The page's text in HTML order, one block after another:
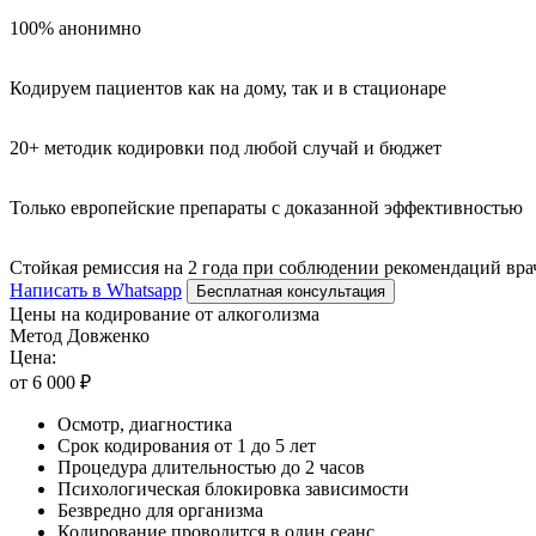
100% анонимно
Кодируем пациентов как на дому, так и в стационаре
20+ методик кодировки под любой случай и бюджет
Только европейские препараты с доказанной эффективностью
Стойкая ремиссия на 2 года при соблюдении рекомендаций
Написать в Whatsapp
Бесплатная консультация
Цены на кодирование от алкоголизма
Метод Довженко
Цена:
от 6 000 ₽
Осмотр, диагностика
Срок кодирования от 1 до 5 лет
Процедура длительностью до 2 часов
Психологическая блокировка зависимости
Безвредно для организма
Кодирование проводится в один сеанс